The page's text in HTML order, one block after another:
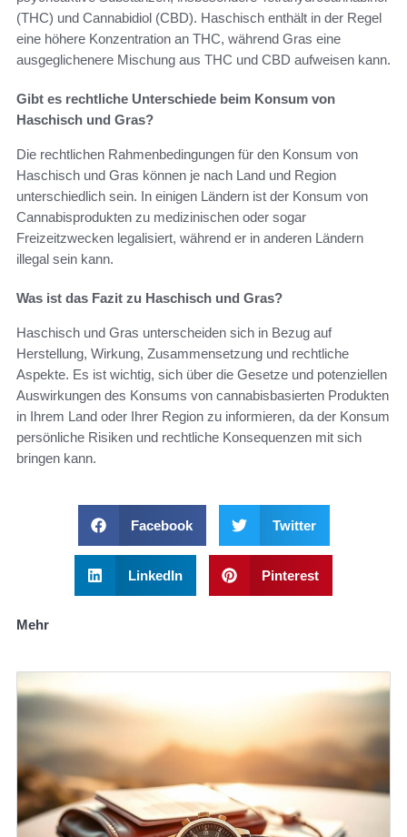
(THC) und Cannabidiol (CBD). Haschisch enthält in der Regel
eine höhere Konzentration an THC, während Gras eine
ausgeglichenere Mischung aus THC und CBD aufweisen kann.
Gibt es rechtliche Unterschiede beim Konsum von
Haschisch und Gras?
Die rechtlichen Rahmenbedingungen für den Konsum von
Haschisch und Gras können je nach Land und Region
unterschiedlich sein. In einigen Ländern ist der Konsum von
Cannabisprodukten zu medizinischen oder sogar
Freizeitzwecken legalisiert, während er in anderen Ländern
illegal sein kann.
Was ist das Fazit zu Haschisch und Gras?
Haschisch und Gras unterscheiden sich in Bezug auf
Herstellung, Wirkung, Zusammensetzung und rechtliche
Aspekte. Es ist wichtig, sich über die Gesetze und potenziellen
Auswirkungen des Konsums von cannabisbasierten Produkten
in Ihrem Land oder Ihrer Region zu informieren, da der Konsum
persönliche Risiken und rechtliche Konsequenzen mit sich
bringen kann.
Facebook Twitter
LinkedIn Pinterest
Mehr